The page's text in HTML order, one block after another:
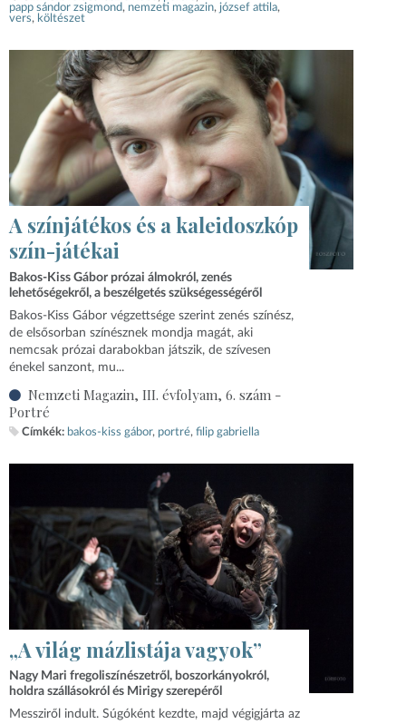
papp sándor zsigmond
nemzeti magazin józsef attila
vers
költészet
A színjátékos és a kaleidoszkóp
szín-játékai
Bakos-Kiss Gábor prózai álmokról, zenés
lehetőségekről, a beszélgetés szükségességéről
Bakos-Kiss Gábor végzettsége szerint zenés színész,
de elsősorban színésznek mondja magát, aki
nemcsak prózai darabokban játszik, de szívesen
énekel sanzont, mu...
Nemzeti Magazin, III. évfolyam, 6. szám -
Portré
Címkék: bakos-kiss gábor portré filip gabriella
„A világ mázlistája vagyok”
Nagy Mari fregoliszínészetről, boszorkányokról,
holdra szállásokról és Mirigy szerepéről
Messziről indult. Súgóként kezdte, majd végigjárta az